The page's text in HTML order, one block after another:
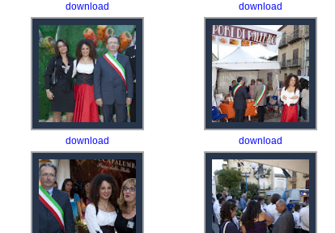
download download
download download